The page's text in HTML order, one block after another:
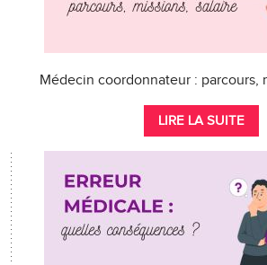
Médecin coordonnateur : parcours,
LIRE LA SUITE